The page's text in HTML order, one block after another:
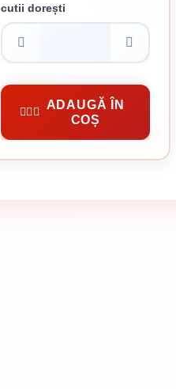
CUIE PENTRU LEMN 80 MM
6.80 Lei / Kg
Cuie Pentru Lemn
cutii dorești
ADAUGĂ ÎN
COȘ